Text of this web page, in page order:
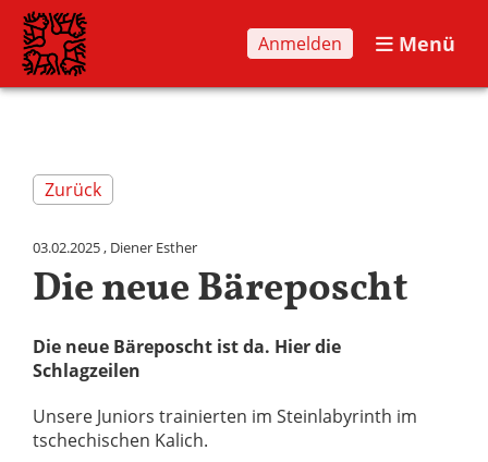
Anmelden Menü
Zurück
03.02.2025, Diener Esther
Die neue Bäreposcht
Die neue Bäreposcht ist da. Hier die
Schlagzeilen
Unsere Juniors trainierten im Steinlabyrinth im
tschechischen Kalich.